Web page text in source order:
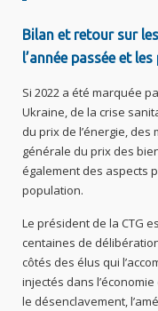
Bilan et retour sur
l’année passée et
Si 2022 a été marquée
Ukraine, de la crise
du prix de l’énergie,
générale du prix des
également des aspects
population.
Le président de la CTG
centaines de
côtés des élus qui
injectés dans
le désenclavement,